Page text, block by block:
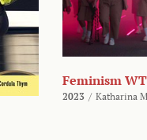
Feminism
2023 / Katharina